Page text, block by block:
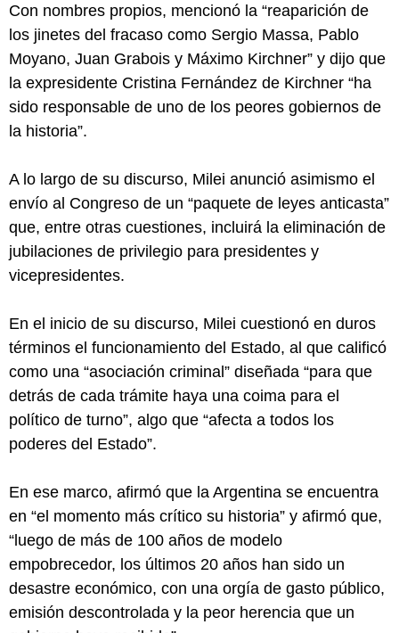
Con nombres propios, mencionó la “reaparición de
los jinetes del fracaso como Sergio Massa, Pablo
Moyano, Juan Grabois y Máximo Kirchner” y dijo que
la expresidente Cristina Fernández de Kirchner “ha
sido responsable de uno de los peores gobiernos de
la historia”.
A lo largo de su discurso, Milei anunció asimismo el
envío al Congreso de un “paquete de leyes anticasta”
que, entre otras cuestiones, incluirá la eliminación de
jubilaciones de privilegio para presidentes y
vicepresidentes.
En el inicio de su discurso, Milei cuestionó en duros
términos el funcionamiento del Estado, al que calificó
como una “asociación criminal” diseñada “para que
detrás de cada trámite haya una coima para el
político de turno”, algo que “afecta a todos los
poderes del Estado”.
En ese marco, afirmó que la Argentina se encuentra
en “el momento más crítico su historia” y afirmó que,
“luego de más de 100 años de modelo
empobrecedor, los últimos 20 años han sido un
desastre económico, con una orgía de gasto público,
emisión descontrolada y la peor herencia que un